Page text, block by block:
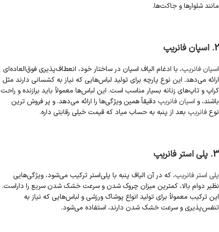
مانند شلوارها و جاکت‌ها.
2. اسپان فانریپ
اسپان فانریپ، با ادغام الیاف اسپان در ساختار خود، انعطاف‌پذیری فوق‌العاده‌ای
ارائه می‌دهد. این نوع پارچه برای تولید لباس‌هایی که نیاز به کشسانی دارند مثل
کراپ و تاپ‌های زنانه بسیار مناسب است. این لباس‌ها معمولاً باید برازنده و راحت
باشند، و اسپان فانریپ دقیقاً همین ویژگی‌ها را ارائه می‌دهد. و پر فروش ترین
نوع فانریپ بعد از پنبه به حساب میاد که قیمت خیلی رقابتی داره.
3. پلی استر فانریپ
پلی استر فانریپ، که در آن الیاف پنبه با پلی‌استر ترکیب می‌شود، ویژگی‌هایی
نظیر دوام بالا، کمترین میزان چروک شدن و سرعت خشک شدن سریع را داراست.
این ترکیب معمولاً برای تولید انواع پوشاک ورزشی و لباس‌هایی که نیاز به
تنفس‌پذیری و سرعت خشک شدن دارند، استفاده می‌شود.